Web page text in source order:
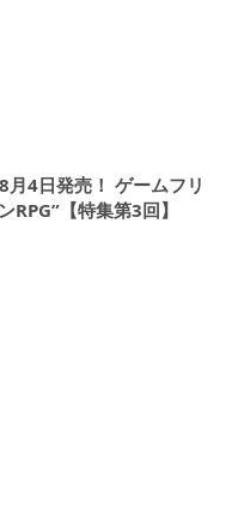
4日発売！ ゲームフリ
【特集第3回】